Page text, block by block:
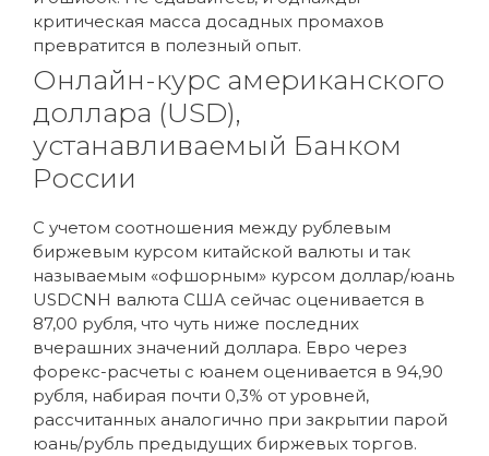
критическая масса досадных промахов
превратится в полезный опыт.
Онлайн-курс американского
доллара (USD),
устанавливаемый Банком
России
С учетом соотношения между рублевым
биржевым курсом китайской валюты и так
называемым «офшорным» курсом доллар/юань
USDCNH валюта США сейчас оценивается в
87,00 рубля, что чуть ниже последних
вчерашних значений доллара. Евро через
форекс-расчеты с юанем оценивается в 94,90
рубля, набирая почти 0,3% от уровней,
рассчитанных аналогично при закрытии парой
юань/рубль предыдущих биржевых торгов.